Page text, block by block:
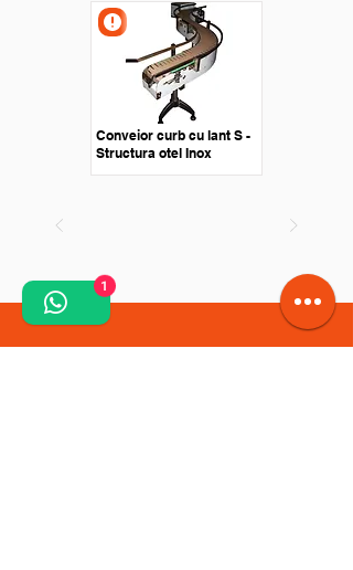
Conveior curb cu lant S -
Structura otel Inox
1